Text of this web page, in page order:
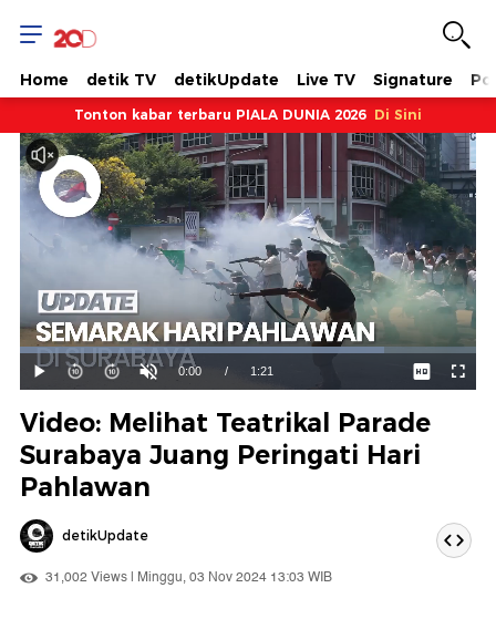
Home detik TV detikUpdate Live TV Signature
Tonton kabar terbaru PIALA DUNIA 2026 Di Sini
Mainkan
Suara
Hidup
Waktu
0:00 / Durasi
1:21
Dimuat:
79.97%
Video: Melihat Teatrikal Parade
Surabaya Juang Peringati Hari
Pahlawan
detikUpdate
31,002 Views | Minggu, 03 Nov 2024 13:03 WIB